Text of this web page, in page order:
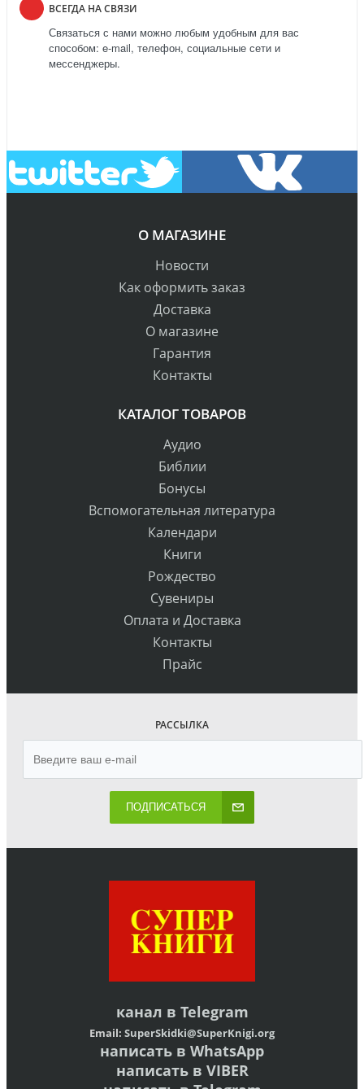
ВСЕГДА НА СВЯЗИ
Связаться с нами можно любым удобным для вас
способом: e-mail, телефон, социальные сети и
мессенджеры.
О МАГАЗИНЕ
Новости
Как оформить заказ
Доставка
О магазине
Гарантия
Контакты
КАТАЛОГ ТОВАРОВ
Аудио
Библии
Бонусы
Вспомогательная литература
Календари
Книги
Рождество
Сувениры
Оплата и Доставка
Контакты
Прайс
РАССЫЛКА
ПОДПИСАТЬСЯ
канал в Telegram
Email: SuperSkidki@SuperKnigi.org
написать в WhatsApp
написать в VIBER